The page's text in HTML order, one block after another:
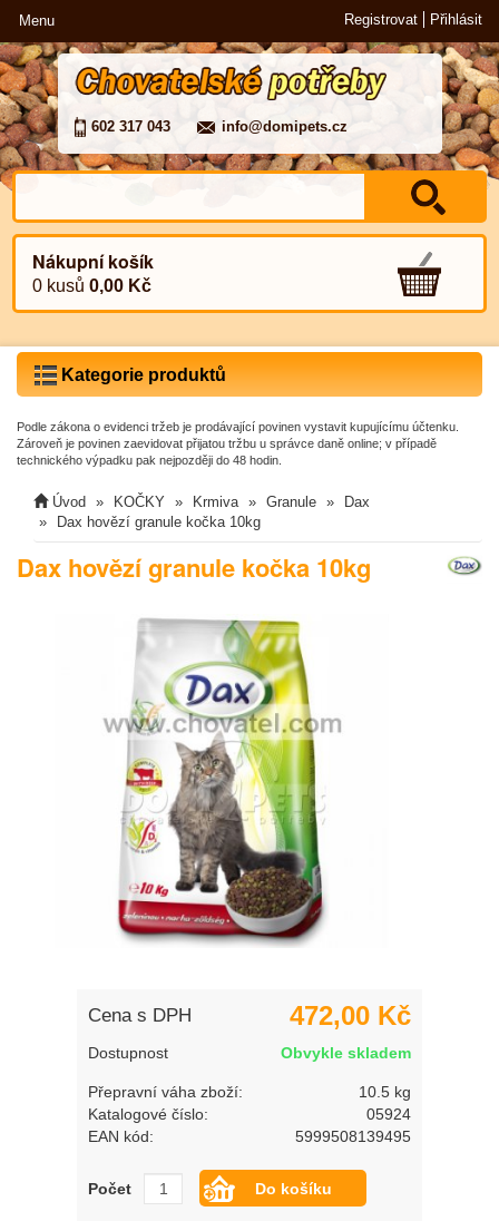
Menu Registrovat Přihlásit
602 317 043 info@domipets.cz
Nákupní košík
0 kusů0,00 Kč
Kategorie produktů
Podle zákona o evidenci tržeb je prodávající povinen vystavit kupujícímu účtenku.
Zároveň je povinen zaevidovat přijatou tržbu u správce daně online; v případě
technického výpadku pak nejpozději do 48 hodin.
Úvod KOČKY Krmiva Granule
Dax
Dax hovězí granule kočka 10kg
Dax hovězí granule kočka 10kg
Cena s DPH 472,00 Kč
Dostupnost Obvykle skladem
Přepravní váha zboží:
10.5 kg
Katalogové číslo:
05924
EAN kód:
5999508139495
Počet